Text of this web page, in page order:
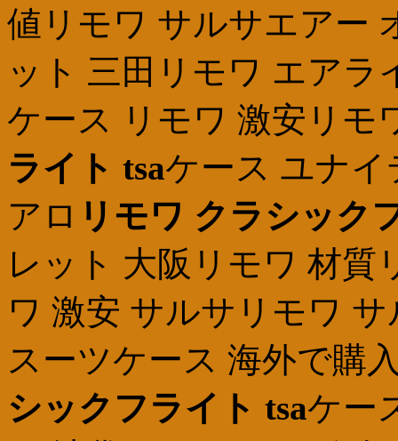
値リモワ サルサエアー
ット 三田リモワ エアラ
ケース リモワ 激安リモ
ライト tsaケース ユナ
アロ リモワ クラシック
レット 大阪リモワ 材質
ワ 激安 サルサリモワ
スーツケース 海外で購
シックフライト tsaケー